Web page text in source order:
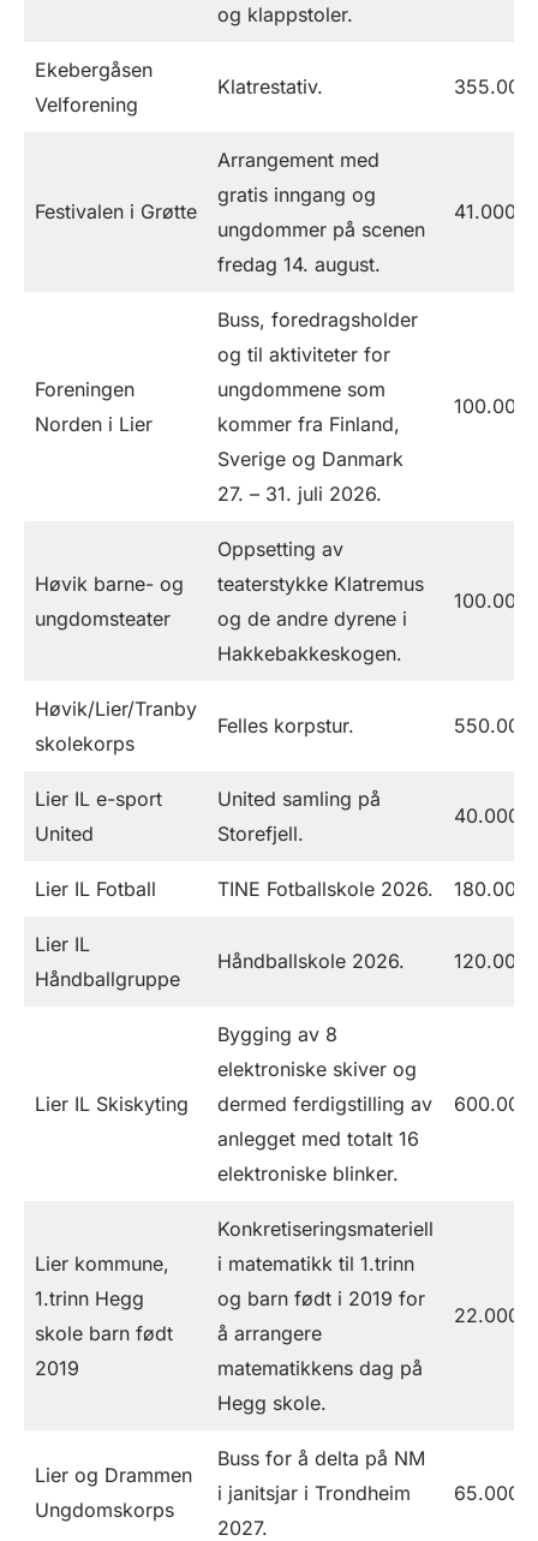
og klappstoler.
Ekebergåsen
Velforening
Klatrestativ. 355.000
Festivalen i Grøtte
Arrangement med
gratis inngang og
ungdommer på scenen
fredag 14. august.
41.000
Foreningen
Norden i Lier
Buss, foredragsholder
og til aktiviteter for
ungdommene som
kommer fra Finland,
Sverige og Danmark
27. – 31. juli 2026.
100.000
Høvik barne- og
ungdomsteater
Oppsetting av
teaterstykke Klatremus
og de andre dyrene i
Hakkebakkeskogen.
100.000
Høvik/Lier/Tranby
skolekorps
Felles korpstur. 550.000
Lier IL e-sport
United
United samling på
Storefjell.
40.000
Lier IL Fotball TINE Fotballskole 2026. 180.000
Lier IL
Håndballgruppe
Håndballskole 2026. 120.000
Lier IL Skiskyting
Bygging av 8
elektroniske skiver og
dermed ferdigstilling av
anlegget med totalt 16
elektroniske blinker.
600.000
Lier kommune,
1.trinn Hegg
skole barn født
2019
Konkretiseringsmateriell
i matematikk til 1.trinn
og barn født i 2019 for
å arrangere
matematikkens dag på
Hegg skole.
22.000
Lier og Drammen
Ungdomskorps
Buss for å delta på NM
i janitsjar i Trondheim
2027.
65.000